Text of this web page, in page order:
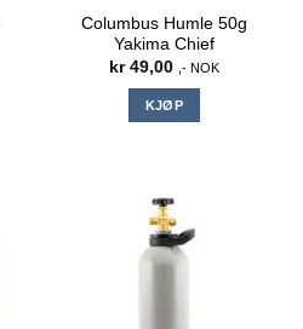
Columbus Humle 50g
Yakima Chief
kr49,00 ,- NOK
KJØP